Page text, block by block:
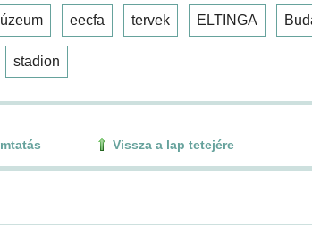
eecfa tervek ELTINGA
stadion
Vissza a lap tetejére